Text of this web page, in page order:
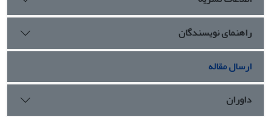
راهنمای نویسندگان
ارسال مقاله
داوران